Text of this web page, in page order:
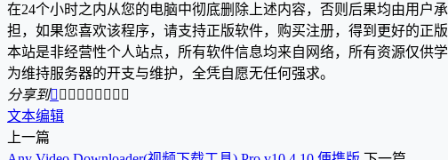
在24个小时之内从您的电脑中彻底删除上述内容，否则后果均由用户
担，如果您喜欢该程序，请支持正版软件，购买注册，得到更好的正版
本站是非经营性个人站点，所有软件信息均来自网络，所有资源仅供
为维持服务器的开支与维护，全凭自愿无任何强求。
分享到        
文本编辑
上一篇